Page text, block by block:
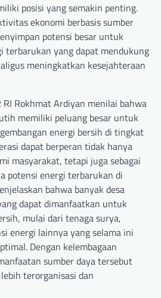
posisi yang semakin penting.
ekonomi berbasis sumber
potensi besar untuk
terbarukan yang dapat mendukung
meningkatkan kesejahteraan
RI Rokhmat Ardiyan menilai bahwa
memiliki peluang besar untuk
energi bersih di tingkat
dapat berperan tidak hanya
masyarakat, tetapi juga sebagai
potensi energi terbarukan di
bahwa banyak desa
dapat dimanfaatkan untuk
mulai dari tenaga surya,
energi lainnya yang selama ini
Dengan kelembagaan
sumber daya tersebut
terorganisasi dan